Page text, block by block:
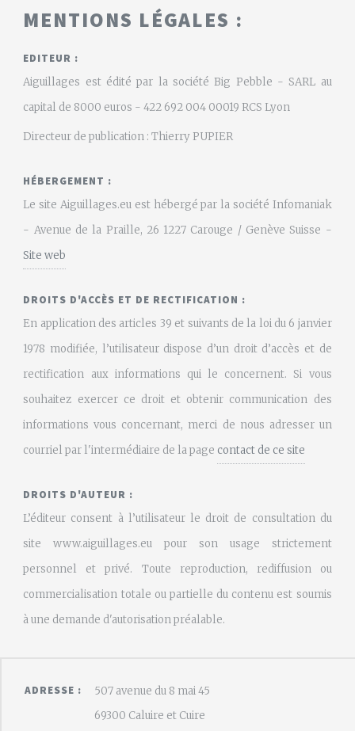
MENTIONS LÉGALES :
EDITEUR :
Aiguillages est édité par la société Big Pebble - SARL au
capital de 8000 euros - 422 692 004 00019 RCS Lyon
Directeur de publication : Thierry PUPIER
HÉBERGEMENT :
Le site Aiguillages.eu est hébergé par la société Infomaniak
- Avenue de la Praille, 26 1227 Carouge / Genève Suisse -
Site web
DROITS D'ACCÈS ET DE RECTIFICATION :
En application des articles 39 et suivants de la loi du 6 janvier
1978 modifiée, l’utilisateur dispose d’un droit d’accès et de
rectification aux informations qui le concernent. Si vous
souhaitez exercer ce droit et obtenir communication des
informations vous concernant, merci de nous adresser un
courriel par l'intermédiaire de la page contact de ce site
DROITS D'AUTEUR :
L’éditeur consent à l’utilisateur le droit de consultation du
site www.aiguillages.eu pour son usage strictement
personnel et privé. Toute reproduction, rediffusion ou
commercialisation totale ou partielle du contenu est soumis
à une demande d'autorisation préalable.
ADRESSE :
507 avenue du 8 mai 45
69300 Caluire et Cuire